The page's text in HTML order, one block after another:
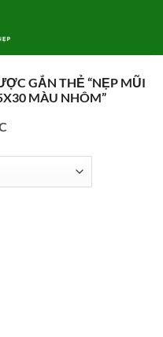
GẮN THẺ “NẸP MŨI
MÀU NHÔM”